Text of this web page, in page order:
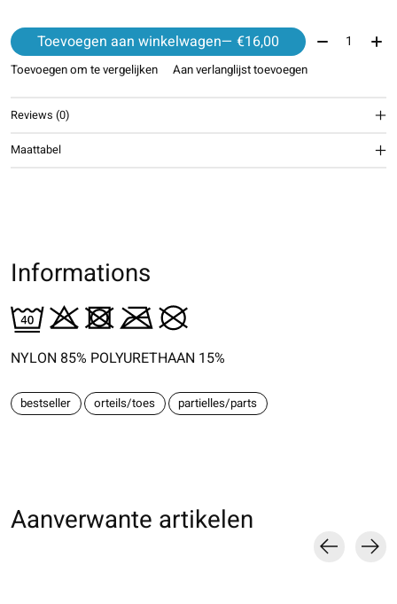
Toevoegen aan winkelwagen — €16,00 Aantal:
Toevoegen om te vergelijken Aan verlanglijst toevoegen
Reviews (0)
Maattabel
Informations
NYLON 85% POLYURETHAAN 15%
bestseller orteils/toes partielles/parts
Aanverwante artikelen